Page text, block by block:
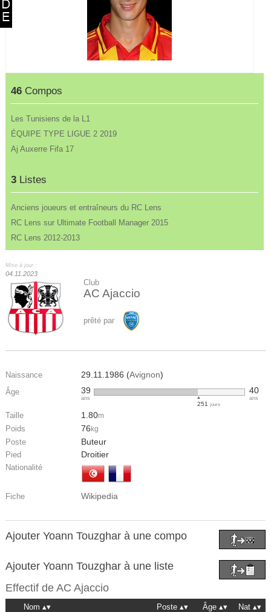
46 Compos
Les Tunisiens de la L1
ÉQUIPE TYPE LIGUE 2 2019
Aj Auxerre Fifa 17
3 Listes
Anciens joueurs et entraîneurs du RC Lens
RC Lens sur Ultimate Football Manager 2015
RC Lens 2012-2013
Mise à jour :
04.11.2023
Club
AC Ajaccio
prêté par
Naissance 29.11.1986 (Avignon)
Âge 39
ans
251 jours
40
ans
Taille 1.80m
Poids 76 kg
Poste Buteur
Pied Droitier
Nationalité
Fiche Wikipedia
Ajouter Yoann Touzghar à une compo
Ajouter Yoann Touzghar à une liste
Effectif de AC Ajaccio
Nom Poste Âge
Nat